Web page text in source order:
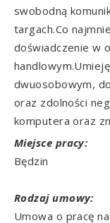
swobodną
targach.Co
doświadczenie w
dwuosobowym,
oraz zdolności
komputera oraz
Miejsce pracy:
Będzin
Rodzaj umowy:
Umowa o pracę